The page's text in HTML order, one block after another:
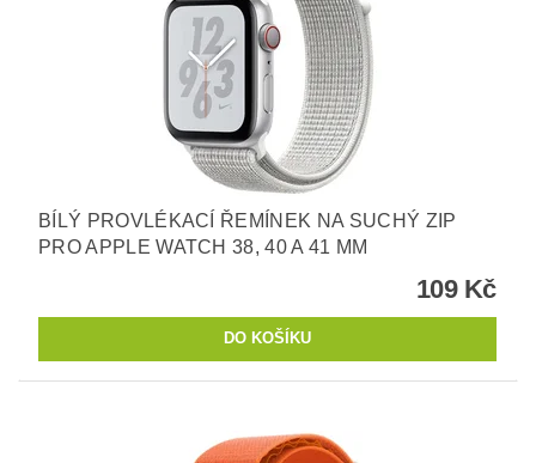
BÍLÝ PROVLÉKACÍ ŘEMÍNEK NA SUCHÝ ZIP
PRO APPLE WATCH 38, 40 A 41 MM
109 Kč